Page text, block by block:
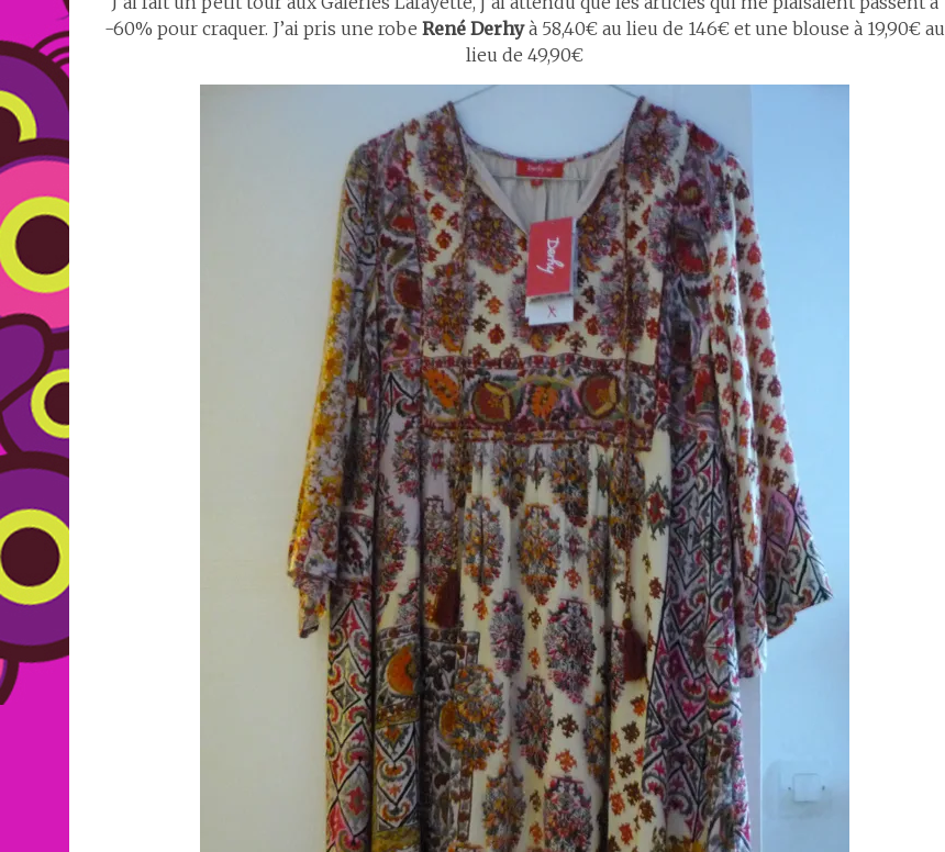
-60% pour craquer. J’ai pris une robe René Derhyà 58,40€ au lieu de 146€ et une blouse à 19,90€ au
lieu de 49,90€